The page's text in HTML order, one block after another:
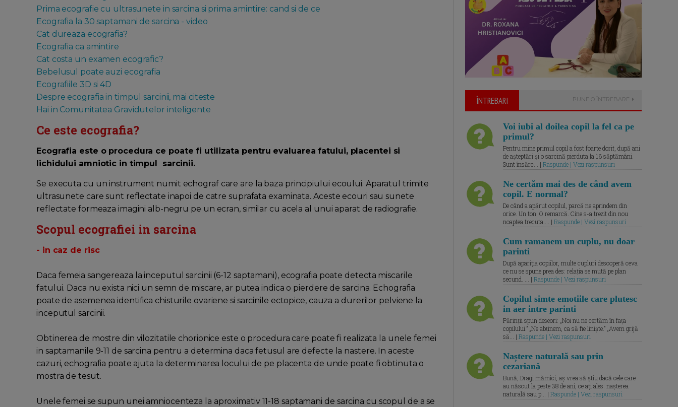
Prima ecografie cu ultrasunete in sarcina si prima amintire: cand si de ce
Ecografia la 30 saptamani de sarcina - video
Cat dureaza ecografia?
Ecografia ca amintire
Cat costa un examen ecografic?
Bebelusul poate auzi ecografia
Ecografiile 3D si 4D
Despre ecografia in timpul sarcinii, mai citeste
Hai in Comunitatea Gravidutelor inteligente
Ce este ecografia?
Ecografia este o procedura ce poate fi utilizata pentru evaluarea fatului, placentei si
lichidului amniotic in timpul sarcinii.
Se executa cu un instrument numit echograf care are la baza principiului ecoului. Aparatul trimite
ultrasunete care sunt reflectate inapoi de catre suprafata examinata. Aceste ecouri sau sunete
reflectate formeaza imagini alb-negru pe un ecran, similar cu acela al unui aparat de radiografie.
Scopul ecografiei in sarcina
- in caz de risc
Daca femeia sangereaza la inceputul sarcinii (6-12 saptamani), ecografia poate detecta miscarile
fatului. Daca nu exista nici un semn de miscare, ar putea indica o pierdere de sarcina. Echografia
poate de asemenea identifica chisturile ovariene si sarcinile ectopice, cauza a durerilor pelviene la
inceputul sarcinii.
Obtinerea de mostre din vilozitatile chorionice este o procedura care poate fi realizata la unele femei
in saptamanile 9-11 de sarcina pentru a determina daca fetusul are defecte la nastere. In aceste
cazuri, echografia poate ajuta la determinarea locului de pe placenta de unde poate fi obtinuta o
mostra de tesut.
Unele femei se supun unei amniocenteza la aproximativ 11-18 saptamani de sarcina cu scopul de a se
ÎNTREBARI PUNE O ÎNTREBARE
Voi iubi al doilea copil la fel ca pe
primul?
Pentru mine primul copil a fost foarte dorit, după ani
de așteptări și o sarcină pierduta la 16 săptămâni.
Sunt însărc... | Raspunde | Vezi raspunsuri
Ne certăm mai des de când avem
copil. E normal?
De când a apărut copilul, parcă ne aprindem din
orice. Un ton. O remarcă. Cine s-a trezit din nou
noaptea trecuta.... | Raspunde | Vezi raspunsuri
Cum ramanem un cuplu, nu doar
parinti
După apariția copiilor, multe cupluri descoperă ceva
ce nu se spune prea des: relația se mută pe plan
secund. ... | Raspunde | Vezi raspunsuri
Copilul simte emotiile care plutesc
in aer intre parinti
Părinții spun deseori: „Noi nu ne certăm în fața
copilului.” „Ne abținem, ca să fie liniște.” „Avem grijă
să... | Raspunde | Vezi raspunsuri
Naștere naturală sau prin
cezariană
Bună, Dragi mămici, aș vrea să știu dacă cele care
au născut la peste 38 de ani, ce ați ales: nașterea
naturală sau p... | Raspunde | Vezi raspunsuri